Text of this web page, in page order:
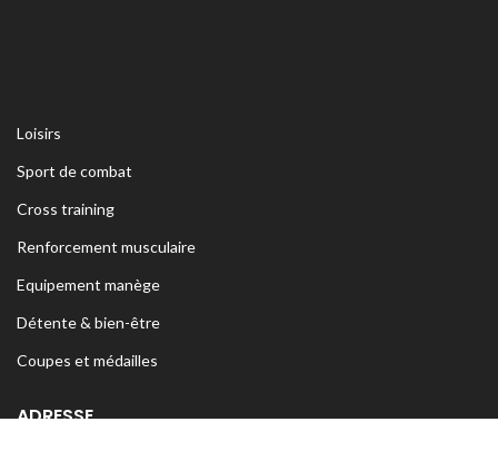
Loisirs
Sport de combat
Cross training
Renforcement musculaire
Equipement manège
Détente & bien-être
Coupes et médailles
ADRESSE